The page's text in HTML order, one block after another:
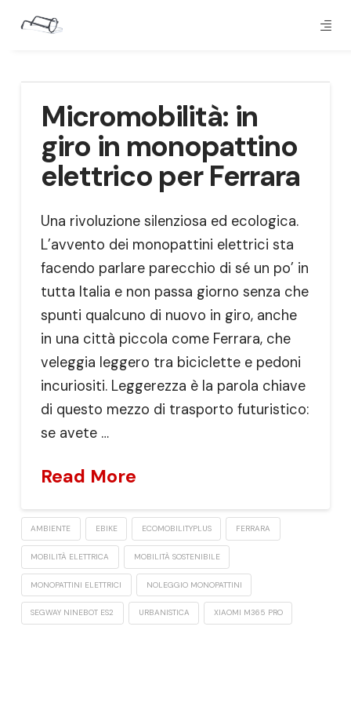
Micromobilità: in
giro in monopattino
elettrico per Ferrara
Una rivoluzione silenziosa ed ecologica.
L’avvento dei monopattini elettrici sta
facendo parlare parecchio di sé un po’ in
tutta Italia e non passa giorno senza che
spunti qualcuno di nuovo in giro, anche
in una città piccola come Ferrara, che
veleggia leggero tra biciclette e pedoni
incuriositi. Leggerezza è la parola chiave
di questo mezzo di trasporto futuristico:
se avete …
Read More
AMBIENTE EBIKE ECOMOBILITYPLUS FERRARA
MOBILITÀ ELETTRICA MOBILITÀ SOSTENIBILE
MONOPATTINI ELETTRICI NOLEGGIO MONOPATTINI
SEGWAY NINEBOT ES2 URBANISTICA XIAOMI M365 PRO